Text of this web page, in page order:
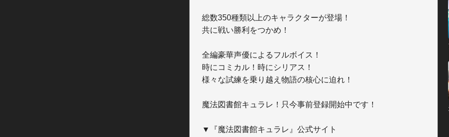
総数350種類以上のキャラクターが登場！
共に戦い勝利をつかめ！
全編豪華声優によるフルボイス！
時にコミカル！時にシリアス！
様々な試練を乗り越え物語の核心に迫れ！
魔法図書館キュラレ！只今事前登録開始中です！